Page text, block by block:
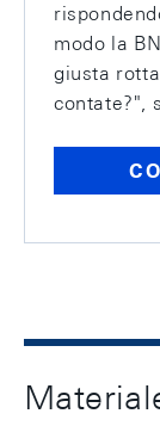
modo la
giusta
contate?",